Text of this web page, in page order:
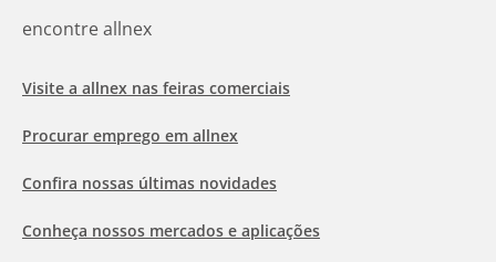
encontre allnex
Visite a allnex nas feiras comerciais
Procurar emprego em allnex
Confira nossas últimas novidades
Conheça nossos mercados e aplicações